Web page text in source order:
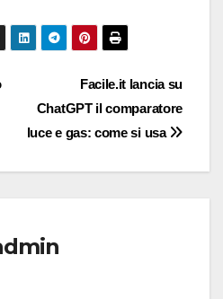
Facile.it lancia su
ChatGPT il comparatore
luce e gas: come si usa